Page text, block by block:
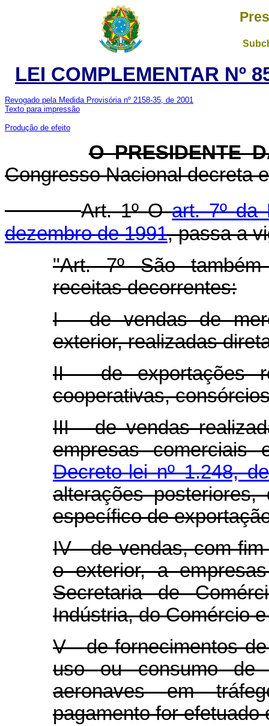
LEI COMPLEMENTAR Nº
Revogado pela Medida Provisória nº 2158-35, de 2001
Texto para impressão
Produção de efeito
O PRESIDENTE
Congresso Nacional decreta
Art. 1º Oart. 7º da
dezembro de 1991, passa a
"Art. 7º São
receitas decorrentes:
I - de vendas de
exterior, realizadas
II - de exportações
cooperativas,
III - de vendas
empresas comerciais
Decreto-lei nº 1.248,
alterações
específico de
IV - de vendas, com
o exterior, a
Secretaria de
Indústria, do Comércio
V - de fornecimentos
uso ou consumo de
aeronaves em
pagamento for